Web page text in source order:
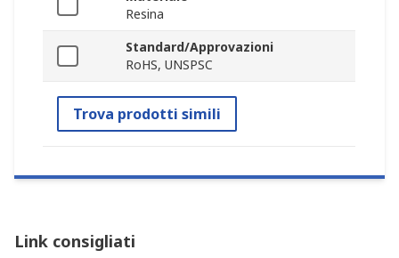
Resina
Standard/Approvazioni
RoHS, UNSPSC
Trova prodotti simili
Link consigliati